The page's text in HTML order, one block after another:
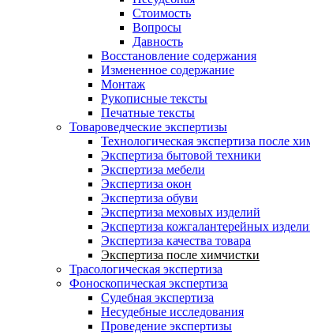
Стоимость
Вопросы
Давность
Восстановление содержания
Измененное содержание
Монтаж
Рукописные тексты
Печатные тексты
Товароведческие экспертизы
Технологическая экспертиза после
Экспертиза бытовой техники
Экспертиза мебели
Экспертиза окон
Экспертиза обуви
Экспертиза меховых изделий
Экспертиза кожгалантерейных
Экспертиза качества товара
Экспертиза после химчистки
Трасологическая экспертиза
Фоноскопическая экспертиза
Судебная экспертиза
Несудебные исследования
Проведение экспертизы